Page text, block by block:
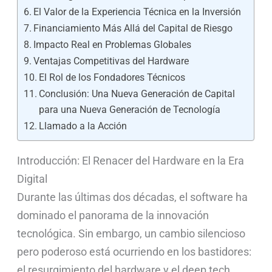
El Valor de la Experiencia Técnica en la Inversión
Financiamiento Más Allá del Capital de Riesgo
Impacto Real en Problemas Globales
Ventajas Competitivas del Hardware
El Rol de los Fondadores Técnicos
Conclusión: Una Nueva Generación de Capital
para una Nueva Generación de Tecnología
Llamado a la Acción
Introducción: El Renacer del Hardware en la Era
Digital
Durante las últimas dos décadas, el software ha
dominado el panorama de la innovación
tecnológica. Sin embargo, un cambio silencioso
pero poderoso está ocurriendo en los bastidores: